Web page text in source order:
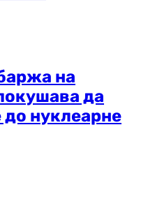
на
да
до нуклеарне